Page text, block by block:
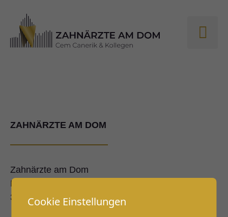
ZAHNÄRZTE AM DOM
Zahnärzte am Dom
Domplatz 11
35578 Wetzlar
Cookie Einstellungen